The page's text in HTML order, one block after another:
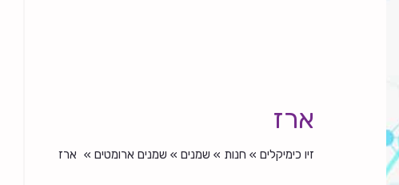
ארז
זיו כימיקלים » חנות » שמנים » שמנים ארומטים » ארז